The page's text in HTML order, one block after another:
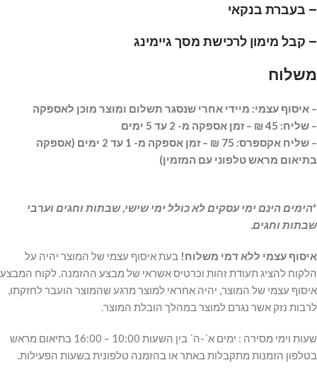
– בעברת בנקאי
– קבל מימון לרכישת מסך גיימינג
משלוח
– איסוף עצמי: מיידי אחרי שנסגר תשלום ומוצר מוכן לאספקה
– שליח: 45 ₪ – זמן אספקה מ- 2 עד 5 ימים
– שליח אקספרס: 75 ₪ – זמן אספקה מ- 1 עד 2 ימים (אספקה
בתיאום מראש טלפוני עם המזמין)
*הימים הינם ימי עסקים לא כולל ימי שישי, שבתות וחגים וערבי
שבתות וחגים.
איסוף עצמי ללא דמי משלוח! בעת איסוף עצמי של המוצר יהיה על
הלקוח להציג תעודת זהות וכרטיס אשראי של מבצע ההזמנה. לקוח המבצע
איסוף עצמי של המוצר, יהיה אחראי למוצר מרגע שהמוצר הועבר לחזקתו,
לרבות נזק אשר נגרם למוצר במהלך הובלת המוצר.
שעות וימי מסירה : ימים א´-ה´ בין השעות 10:00 – 16:00 בתיאום מראש
בטלפון הזמנות מתקבלות באתר או בהזמנה טלפונית בשעות הפעילות.